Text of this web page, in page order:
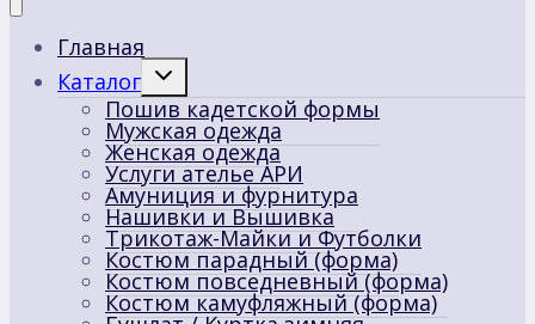
Главная
Каталог
Переключить
меню
Пошив кадетской формы
Мужская одежда
Женская одежда
Услуги ателье АРИ
Амуниция и фурнитура
Нашивки и Вышивка
Трикотаж-Майки и Футболки
Костюм парадный (форма)
Костюм повседневный (форма)
Костюм камуфляжный (форма)